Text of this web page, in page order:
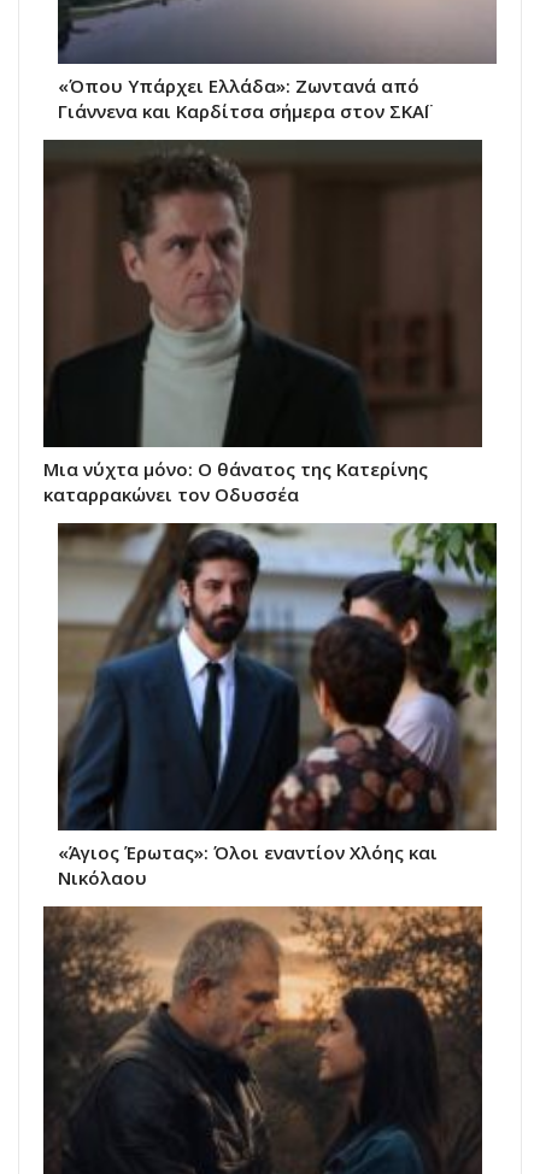
«Όπου Υπάρχει Ελλάδα»: Ζωντανά από
Γιάννενα και Καρδίτσα σήμερα στον ΣΚΑΪ
Μια νύχτα μόνο: Ο θάνατος της Κατερίνης
καταρρακώνει τον Οδυσσέα
«Άγιος Έρωτας»: Όλοι εναντίον Χλόης και
Νικόλαου